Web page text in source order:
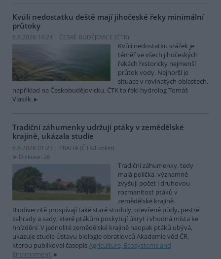
Kvůli nedostatku deště mají jihočeské řeky minimální
průtoky
6.8.2026 14:24 | ČESKÉ BUDĚJOVICE (ČTK)
Kvůli nedostatku srážek je
téměř ve všech jihočeských
řekách historicky nejmenší
průtok vody. Nejhorší je
situace v rovinatých oblastech,
například na Českobudějovicku. ČTK to řekl hydrolog Tomáš
Vlasák.
Tradiční záhumenky udržují ptáky v zemědělské
krajině, ukázala studie
6.8.2026 01:23 | PRAHA (ČTK/Ekolist)
Diskuse: 26
Tradiční záhumenky, tedy
malá políčka, významně
zvyšují počet i druhovou
rozmanitost ptáků v
zemědělské krajině.
Biodiverzitě prospívají také staré stodoly, otevřené půdy, pestré
zahrady a sady, které ptákům poskytují úkryt i vhodná místa ke
hnízdění. V jednolité zemědělské krajině naopak ptáků ubývá,
ukazuje studie Ústavu biologie obratlovců Akademie věd ČR,
kterou publikoval časopisAgriculture, Ecosystems and
Environment.